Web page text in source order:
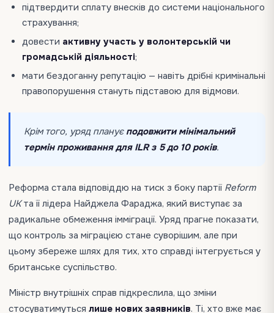
підтвердити сплату внесків до системи національного
страхування;
довести активну участь у волонтерській чи
громадській діяльності;
мати бездоганну репутацію — навіть дрібні кримінальні
правопорушення стануть підставою для відмови.
Крім того, уряд планує подовжити мінімальний
термін проживання для ILR з 5 до 10 років.
Реформа стала відповіддю на тиск з боку партії Reform
UKта її лідера Найджела Фараджа, який виступає за
радикальне обмеження імміграції. Уряд прагне показати,
що контроль за міграцією стане суворішим, але при
цьому збереже шлях для тих, хто справді інтегрується у
британське суспільство.
Міністр внутрішніх справ підкреслила, що зміни
стосуватимуться лише нових заявників. Ті, хто вже має